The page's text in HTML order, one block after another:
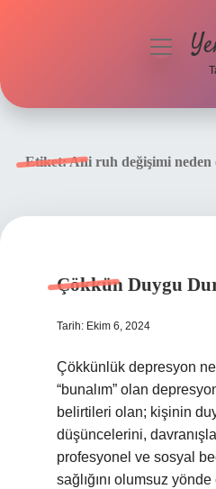
menüyü
Etiket:Ani ruh değişimi neden
Çökkün Duygu
Tarih: Ekim 6, 2024
Çökkünlük depresyon
“bunalım” olan
belirtileri olan; kişinin
düşüncelerini,
profesyonel ve sosyal
sağlığını olumsuz